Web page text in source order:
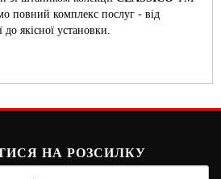
повний комплекс послуг - від
до якісної установки.
НА РОЗСИЛКУ